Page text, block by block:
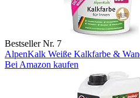
Bestseller Nr. 7
AlpenKalk Weiße Kalkfarbe &
Bei Amazon kaufen